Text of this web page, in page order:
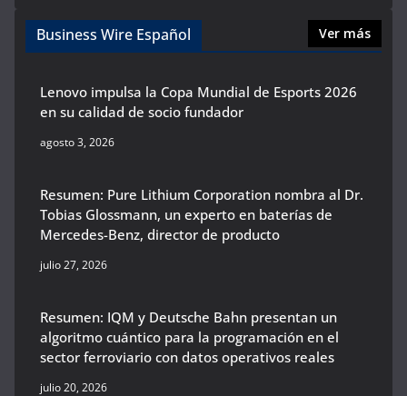
Business Wire Español Ver más
Lenovo impulsa la Copa Mundial de Esports 2026
en su calidad de socio fundador
agosto 3, 2026
Resumen: Pure Lithium Corporation nombra al Dr.
Tobias Glossmann, un experto en baterías de
Mercedes-Benz, director de producto
julio 27, 2026
Resumen: IQM y Deutsche Bahn presentan un
algoritmo cuántico para la programación en el
sector ferroviario con datos operativos reales
julio 20, 2026